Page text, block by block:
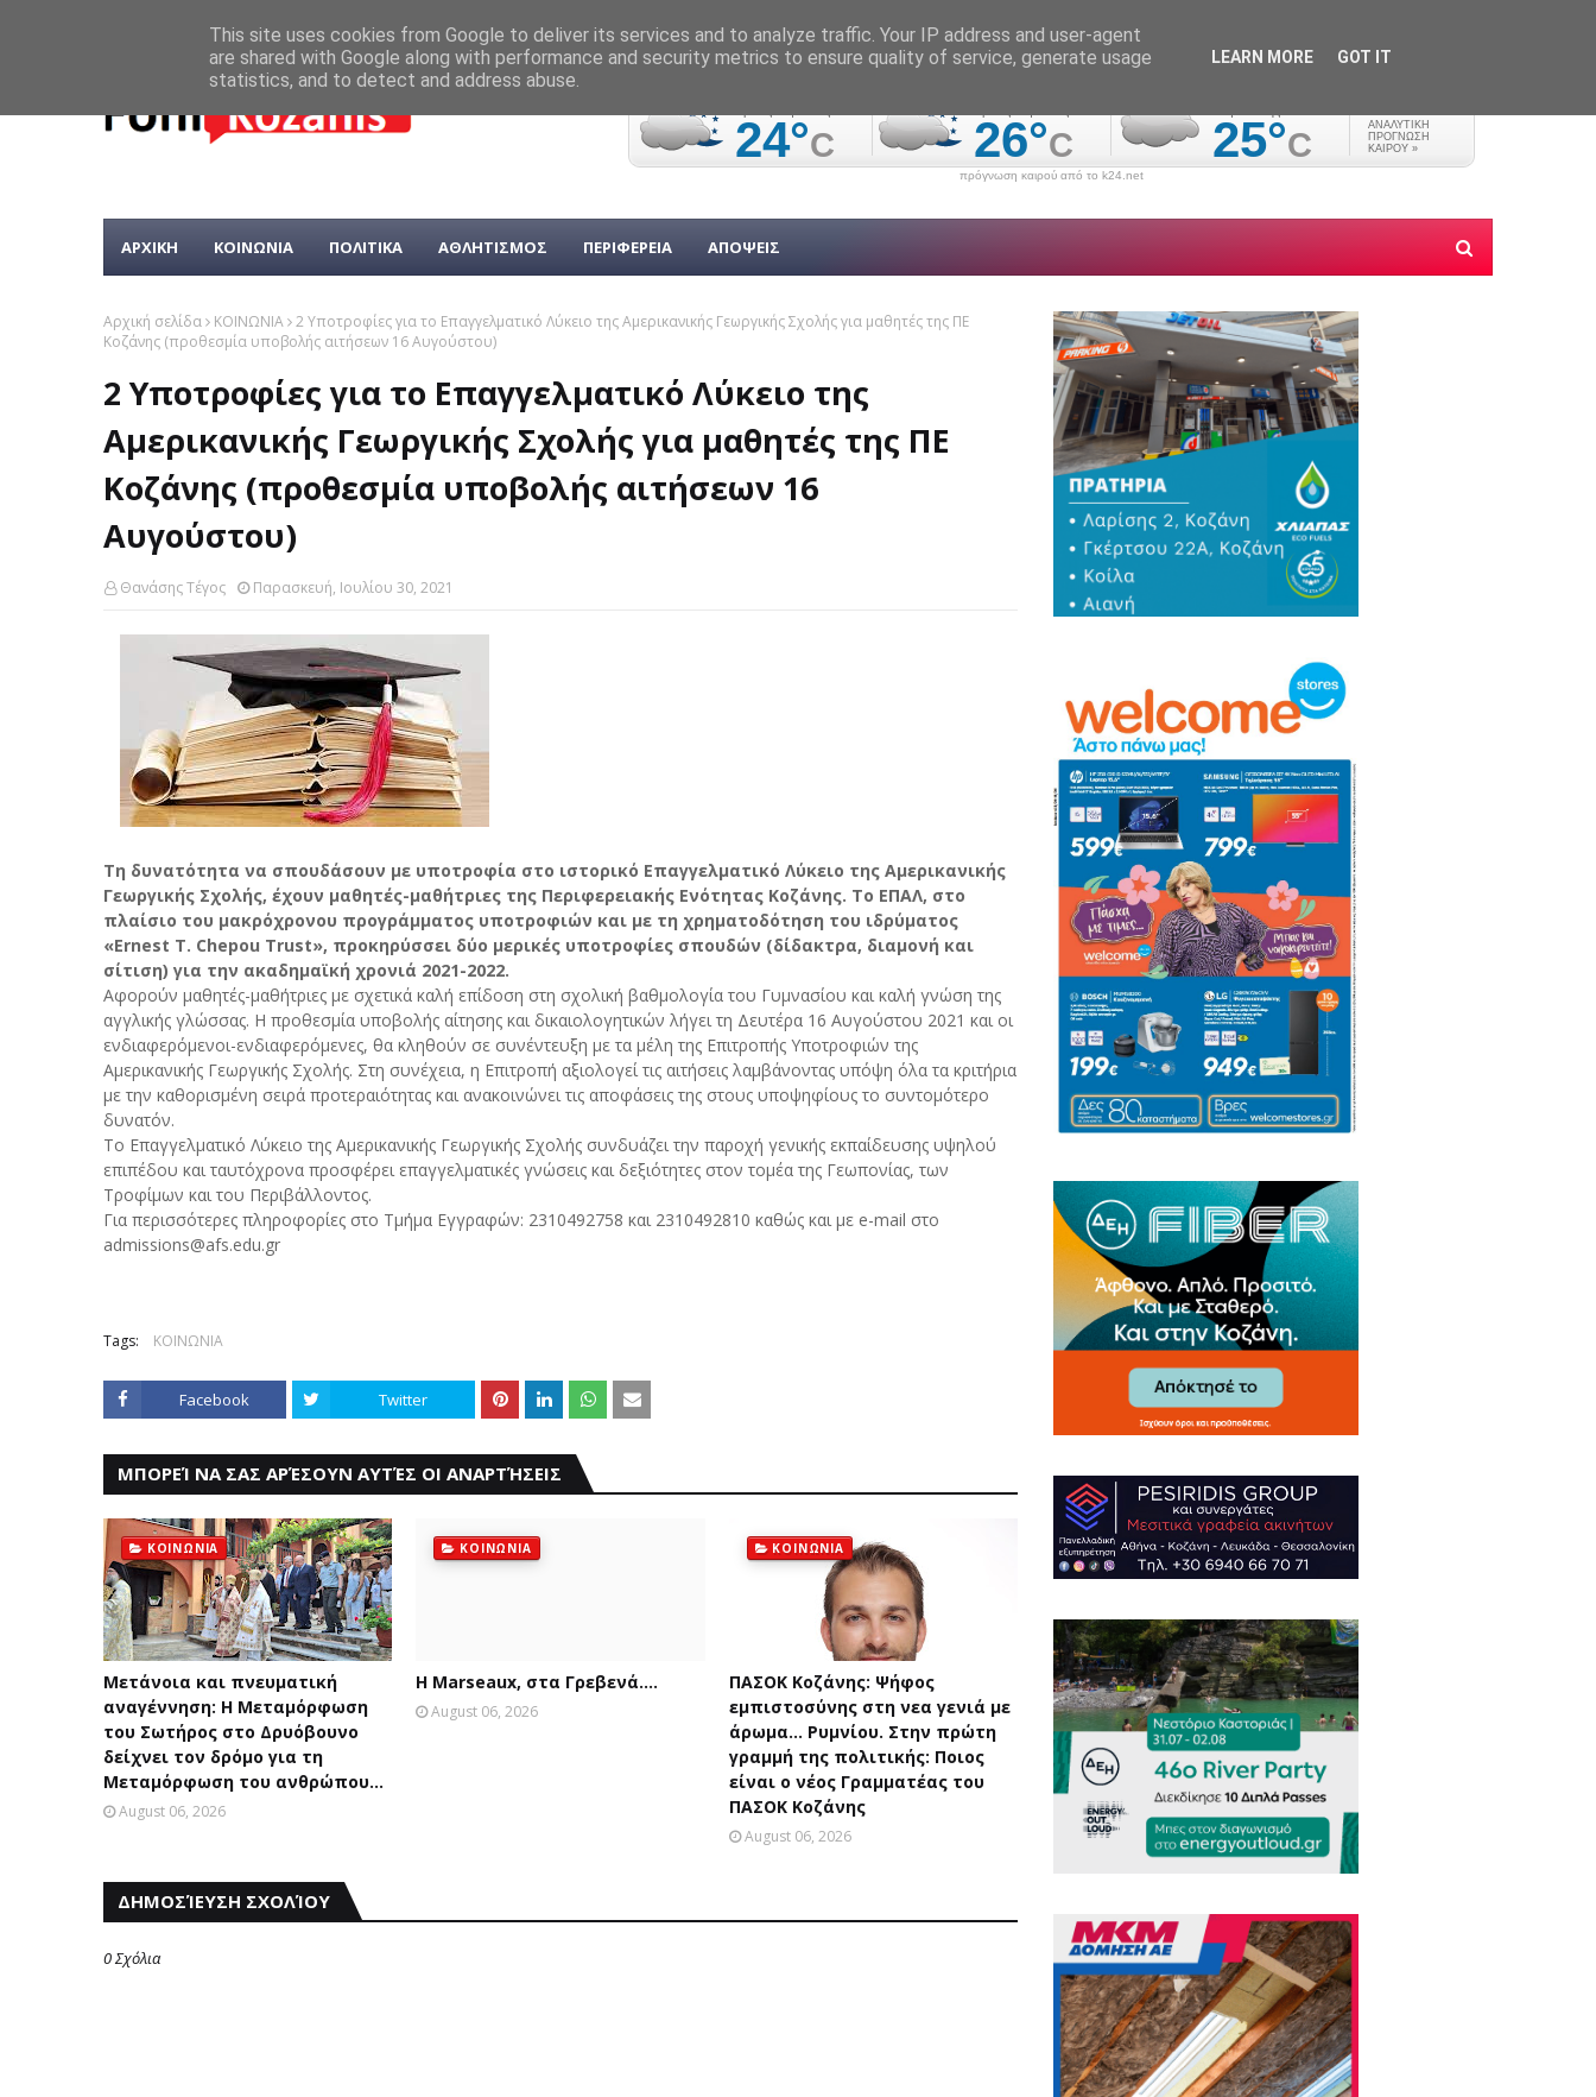
πρόγνωση καιρού από το k24.net
ΑΡΧΙΚΗ ΚΟΙΝΩΝΙΑ ΠΟΛΙΤΙΚΑ ΑΘΛΗΤΙΣΜΟΣ ΠΕΡΙΦΕΡΕΙΑ ΑΠΟΨΕΙΣ
Αρχική σελίδα ΚΟΙΝΩΝΙΑ 2 Υποτροφίες για το Επαγγελματικό Λύκειο της Αμερικανικής Γεωργικής Σχολής για μαθητές της ΠΕ
Κοζάνης (προθεσμία υποβολής αιτήσεων 16 Αυγούστου)
2 Υποτροφίες για το Επαγγελματικό Λύκειο της
Αμερικανικής Γεωργικής Σχολής για μαθητές της ΠΕ
Κοζάνης (προθεσμία υποβολής αιτήσεων 16
Αυγούστου)
Θανάσης Τέγος Παρασκευή, Ιουλίου 30, 2021
Τη δυνατότητα να σπουδάσουν με υποτροφία στο ιστορικό Επαγγελματικό Λύκειο της Αμερικανικής
Γεωργικής Σχολής, έχουν μαθητές-μαθήτριες της Περιφερειακής Ενότητας Κοζάνης. Το ΕΠΑΛ, στο
πλαίσιο του μακρόχρονου προγράμματος υποτροφιών και με τη χρηματοδότηση του ιδρύματος
«Ernest T. Chepou Trust», προκηρύσσει δύο μερικές υποτροφίες σπουδών (δίδακτρα, διαμονή και
σίτιση) για την ακαδημαϊκή χρονιά 2021-2022.
Αφορούν μαθητές-μαθήτριες με σχετικά καλή επίδοση στη σχολική βαθμολογία του Γυμνασίου και καλή γνώση της
αγγλικής γλώσσας. Η προθεσμία υποβολής αίτησης και δικαιολογητικών λήγει τη Δευτέρα 16 Αυγούστου 2021 και οι
ενδιαφερόμενοι-ενδιαφερόμενες, θα κληθούν σε συνέντευξη με τα μέλη της Επιτροπής Υποτροφιών της
Αμερικανικής Γεωργικής Σχολής. Στη συνέχεια, η Επιτροπή αξιολογεί τις αιτήσεις λαμβάνοντας υπόψη όλα τα κριτήρια
με την καθορισμένη σειρά προτεραιότητας και ανακοινώνει τις αποφάσεις της στους υποψηφίους το συντομότερο
δυνατόν.
Το Επαγγελματικό Λύκειο της Αμερικανικής Γεωργικής Σχολής συνδυάζει την παροχή γενικής εκπαίδευσης υψηλού
επιπέδου και ταυτόχρονα προσφέρει επαγγελματικές γνώσεις και δεξιότητες στον τομέα της Γεωπονίας, των
Τροφίμων και του Περιβάλλοντος.
Για περισσότερες πληροφορίες στο Τμήμα Εγγραφών: 2310492758 και 2310492810 καθώς και με e-mail στο
admissions@afs.edu.gr
Tags: ΚΟΙΝΩΝΙΑ
Facebook Twitter
ΜΠΟΡΕΊ ΝΑ ΣΑΣ ΑΡΈΣΟΥΝ ΑΥΤΈΣ ΟΙ ΑΝΑΡΤΉΣΕΙΣ
ΚΟΙΝΩΝΙΑ
Μετάνοια και πνευματική
αναγέννηση: Η Μεταμόρφωση
του Σωτήρος στο Δρυόβουνο
δείχνει τον δρόμο για τη
Μεταμόρφωση του ανθρώπου...
August 06, 2026
ΚΟΙΝΩΝΙΑ
Η Marseaux, στα Γρεβενά….
August 06, 2026
ΚΟΙΝΩΝΙΑ
ΠΑΣΟΚ Κοζάνης: Ψήφος
εμπιστοσύνης στη νεα γενιά με
άρωμα... Ρυμνίου. Στην πρώτη
γραμμή της πολιτικής: Ποιος
είναι ο νέος Γραμματέας του
ΠΑΣΟΚ Κοζάνης
August 06, 2026
ΔΗΜΟΣΊΕΥΣΗ ΣΧΟΛΊΟΥ
0 Σχόλια
This site uses cookies from Google to deliver its services and to analyze traffic. Your IP address and user-agent
are shared with Google along with performance and security metrics to ensure quality of service, generate usage
statistics, and to detect and address abuse.
LEARN MORE GOT IT